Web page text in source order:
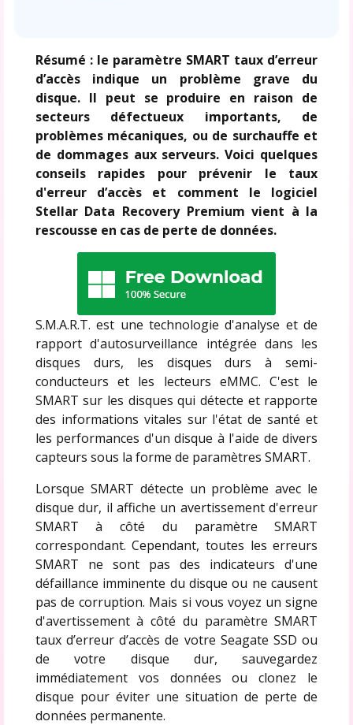
Résumé : le paramètre SMART taux d’erreur
d’accès indique un problème grave du
disque. Il peut se produire en raison de
secteurs défectueux importants, de
problèmes mécaniques, ou de surchauffe et
de dommages aux serveurs. Voici quelques
conseils rapides pour prévenir le taux
d'erreur d’accès et comment le logiciel
Stellar Data Recovery Premium vient à la
rescousse en cas de perte de données.
S.M.A.R.T. est une technologie d'analyse et de
rapport d'autosurveillance intégrée dans les
disques durs, les disques durs à semi-
conducteurs et les lecteurs eMMC. C'est le
SMART sur les disques qui détecte et rapporte
des informations vitales sur l'état de santé et
les performances d'un disque à l'aide de divers
capteurs sous la forme de paramètres SMART.
Lorsque SMART détecte un problème avec le
disque dur, il affiche un avertissement d'erreur
SMART à côté du paramètre SMART
correspondant. Cependant, toutes les erreurs
SMART ne sont pas des indicateurs d'une
défaillance imminente du disque ou ne causent
pas de corruption. Mais si vous voyez un signe
d'avertissement à côté du paramètre SMART
taux d’erreur d’accès de votre Seagate SSD ou
de votre disque dur, sauvegardez
immédiatement vos données ou clonez le
disque pour éviter une situation de perte de
données permanente.